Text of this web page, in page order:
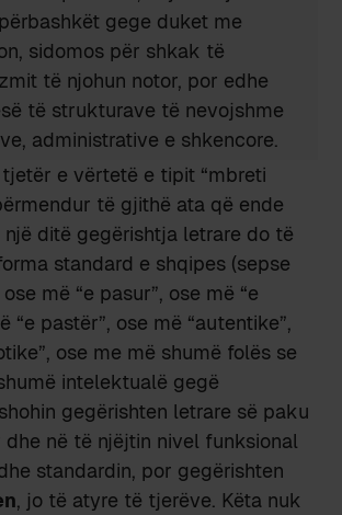
gege duket me
sidomos për shkak të
të njohun notor, por edhe
të strukturave të nevojshme
administrative e shkencore.
e vërtetë e tipit “mbreti
të gjithë ata që ende
një ditë gegërishtja letrare do të
standard e shqipes (sepse
më “e pasur”, ose më “e
“e pastër”, ose më “autentike”,
ose me më shumë folës se
intelektualë gegë
gegërishten letrare së paku
në të njëjtin nivel funksional
standardin, por gegërishten
, jo të atyre të tjerëve. Këta nuk